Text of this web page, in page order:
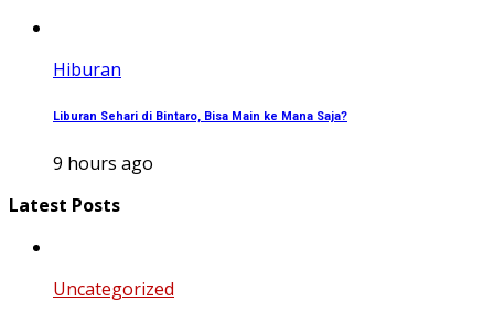
Hiburan
Liburan Sehari di Bintaro, Bisa Main ke Mana Saja?
9 hours ago
Latest Posts
Uncategorized